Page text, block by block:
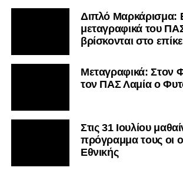
Διπλό Μαρκάρισμα:
μεταγραφικά του
βρίσκονται στο
Μεταγραφικά: Στον
τον ΠΑΣ Λαμία ο
Στις 31 Ιουλίου
πρόγραμμα τους οι
Εθνικής